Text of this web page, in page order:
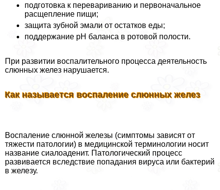
подготовка к перевариванию и первоначальное
расщепление пищи;
защита зубной эмали от остатков еды;
поддержание рН баланса в ротовой полости.
При развитии воспалительного процесса деятельность
слюнных желез нарушается.
Как называется воспаление слюнных желез
Воспаление слюнной железы (симптомы зависят от
тяжести патологии) в медицинской терминологии носит
название сиалоаденит. Патологический процесс
развивается вследствие попадания вируса или бактерий
в железу.